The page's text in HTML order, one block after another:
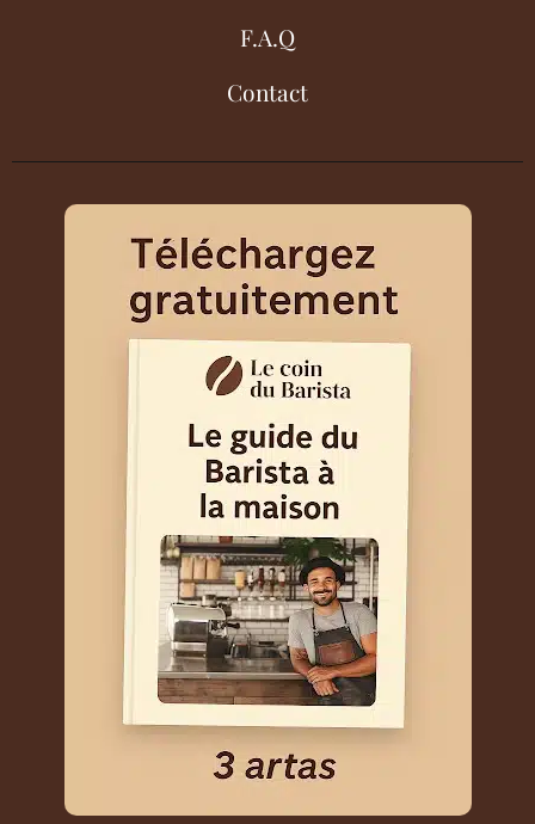
F.A.Q
Contact